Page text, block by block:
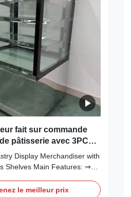
fait sur commande
pâtisserie avec 3PCS
étagères en verre
Display Merchandiser with
Shelves Main Features: ⇒
down quickly ⇒ R290
le meilleur prix